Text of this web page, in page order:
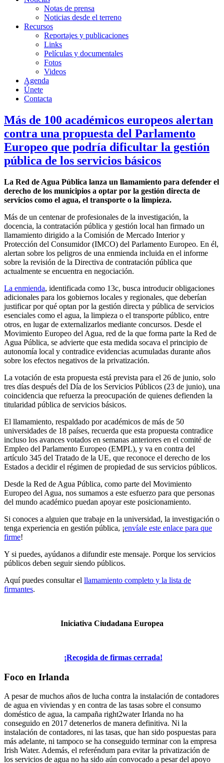
Notas de prensa
Noticias desde el terreno
Recursos
Reportajes y publicaciones
Links
Películas y documentales
Fotos
Videos
Agenda
Únete
Contacta
Más de 100 académicos europeos alertan
contra una propuesta del Parlamento
Europeo que podría dificultar la gestión
pública de los servicios básicos
La Red de Agua Pública lanza un llamamiento para defender el
derecho de los municipios a optar por la gestión directa de
servicios como el agua, el transporte o la limpieza.
Más de un centenar de profesionales de la investigación, la
docencia, la contratación pública y gestión local han firmado un
llamamiento dirigido a la Comisión de Mercado Interior y
Protección del Consumidor (IMCO) del Parlamento Europeo. En él,
alertan sobre los peligros de una enmienda incluida en el informe
sobre la revisión de la Directiva de contratación pública que
actualmente se encuentra en negociación.
La enmienda, identificada como 13c, busca introducir obligaciones
adicionales para los gobiernos locales y regionales, que deberían
justificar por qué optan por la gestión directa y pública de servicios
esenciales como el agua, la limpieza o el transporte público, entre
otros, en lugar de externalizarlos mediante concursos. Desde el
Movimiento Europeo del Agua, red de la que forma parte la Red de
Agua Pública, se advierte que esta medida socava el principio de
autonomía local y contradice evidencias acumuladas durante años
sobre los efectos negativos de la privatización.
La votación de esta propuesta está prevista para el 26 de junio, solo
tres días después del Día de los Servicios Públicos (23 de junio), una
coincidencia que refuerza la preocupación de quienes defienden la
titularidad pública de servicios básicos.
El llamamiento, respaldado por académicos de más de 50
universidades de 18 países, recuerda que esta propuesta contradice
incluso los avances votados en semanas anteriores en el comité de
Empleo del Parlamento Europeo (EMPL), y va en contra del
artículo 345 del Tratado de la UE, que reconoce el derecho de los
Estados a decidir el régimen de propiedad de sus servicios públicos.
Desde la Red de Agua Pública, como parte del Movimiento
Europeo del Agua, nos sumamos a este esfuerzo para que personas
del mundo académico puedan apoyar este posicionamiento.
Si conoces a alguien que trabaje en la universidad, la investigación o
tenga experiencia en gestión pública, ¡envíale este enlace para que
firme!
Y si puedes, ayúdanos a difundir este mensaje. Porque los servicios
públicos deben seguir siendo públicos.
Aquí puedes consultar el llamamiento completo y la lista de
firmantes.
Iniciativa Ciudadana Europea
¡Recogida de firmas cerrada!
Foco en Irlanda
A pesar de muchos años de lucha contra la instalación de contadores
de agua en viviendas y en contra de las tasas sobre el consumo
doméstico de agua, la campaña right2water Irlanda no ha
conseguido en 2017 detenerlos de manera definitiva. Ni la
instalación de contadores, ni las tasas, que han sido pospuestas para
más adelante, ni tampoco se ha conseguido terminar con la empresa
Irish Water. Además, el referéndum para evitar la privatización de
los servicios de agua no ha sido aún convocado a pesar del apoyo